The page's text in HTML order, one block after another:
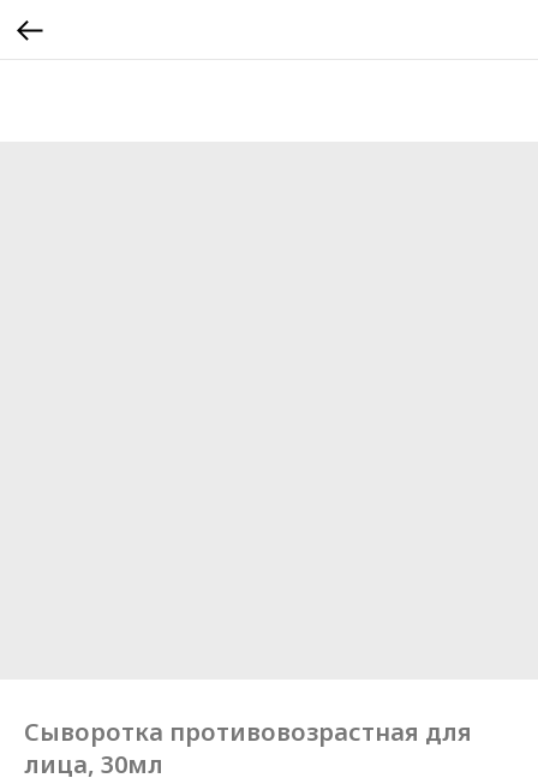
Сыворотка противовозрастная для
лица, 30мл